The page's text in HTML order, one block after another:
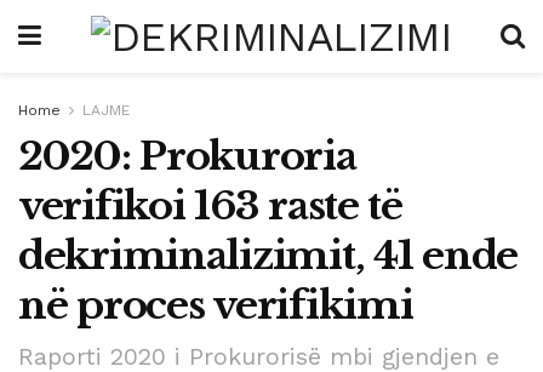
Home LAJME
2020: Prokuroria
verifikoi 163 raste të
dekriminalizimit, 41 ende
në proces verifikimi
Raporti 2020 i Prokurorisë mbi gjendjen e